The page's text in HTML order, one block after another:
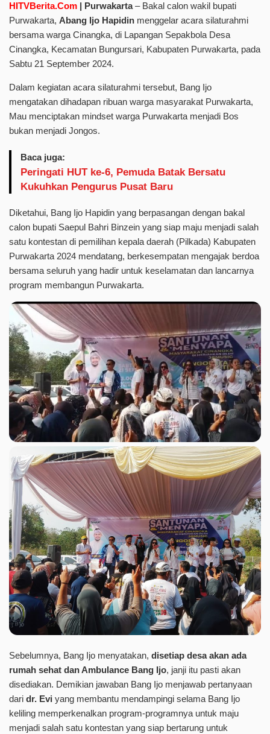
HITVBerita.Com | Purwakarta– Bakal calon wakil bupati
Purwakarta, Abang Ijo Hapidin menggelar acara silaturahmi
bersama warga Cinangka, di Lapangan Sepakbola Desa
Cinangka, Kecamatan Bungursari, Kabupaten Purwakarta, pada
Sabtu 21 September 2024.
Dalam kegiatan acara silaturahmi tersebut, Bang Ijo
mengatakan dihadapan ribuan warga masyarakat Purwakarta,
Mau menciptakan mindset warga Purwakarta menjadi Bos
bukan menjadi Jongos.
Baca juga:
Peringati HUT ke-6, Pemuda Batak Bersatu
Kukuhkan Pengurus Pusat Baru
Diketahui, Bang Ijo Hapidin yang berpasangan dengan bakal
calon bupati Saepul Bahri Binzein yang siap maju menjadi salah
satu kontestan di pemilihan kepala daerah (Pilkada) Kabupaten
Purwakarta 2024 mendatang, berkesempatan mengajak berdoa
bersama seluruh yang hadir untuk keselamatan dan lancarnya
program membangun Purwakarta.
Sebelumnya, Bang Ijo menyatakan, disetiap desa akan ada
rumah sehat dan Ambulance Bang Ijo, janji itu pasti akan
disediakan. Demikian jawaban Bang Ijo menjawab pertanyaan
dari dr. Evi yang membantu mendampingi selama Bang Ijo
keliling memperkenalkan program-programnya untuk maju
menjadi salah satu kontestan yang siap bertarung untuk